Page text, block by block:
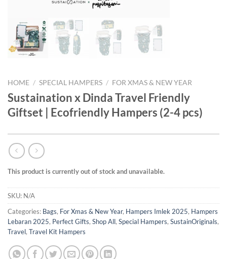
HOME / SPECIAL HAMPERS / FOR XMAS & NEW YEAR
Sustaination x Dinda Travel Friendly
Giftset | Ecofriendly Hampers (2-4 pcs)
This product is currently out of stock and unavailable.
SKU: N/A
Categories: Bags, For Xmas & New Year, Hampers Imlek 2025, Hampers
Lebaran 2025, Perfect Gifts, Shop All, Special Hampers, SustainOriginals,
Travel, Travel Kit Hampers